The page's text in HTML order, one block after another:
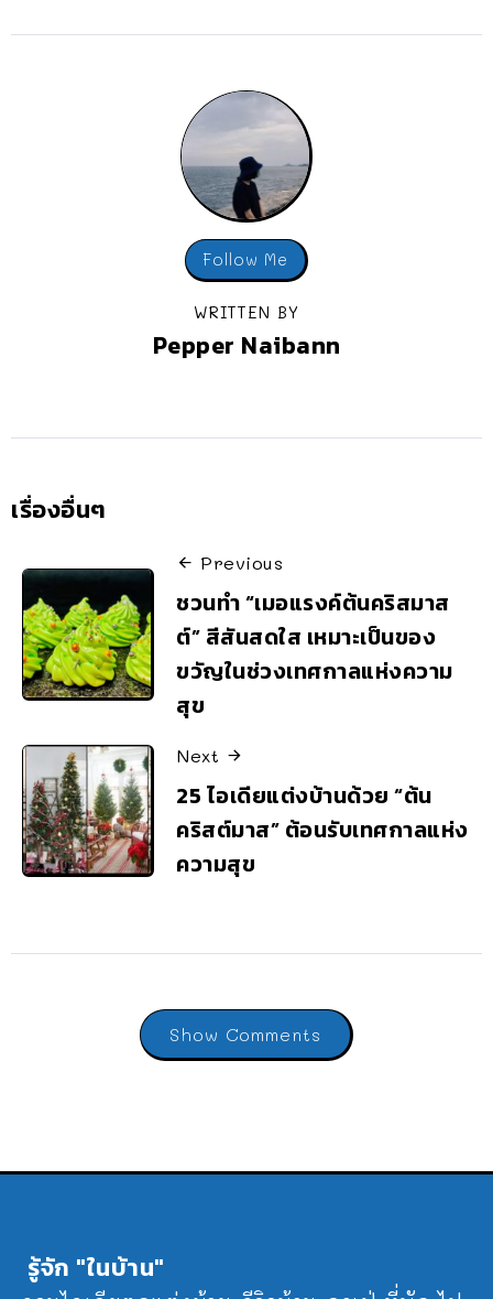
Follow Me
WRITTEN BY
Pepper Naibann
เรื่องอื่นๆ
Previous
ชวนทำ “เมอแรงค์ต้นคริสมาส
ต์” สีสันสดใส เหมาะเป็นของ
ขวัญในช่วงเทศกาลแห่งความ
สุข
Next
25 ไอเดียแต่งบ้านด้วย “ต้น
คริสต์มาส” ต้อนรับเทศกาลแห่ง
ความสุข
Show Comments
รู้จัก "ในบ้าน"